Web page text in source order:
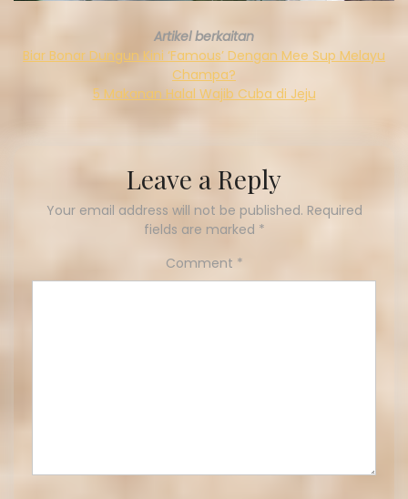
Artikel berkaitan
Biar Bonar Dungun Kini ‘Famous’ Dengan Mee Sup Melayu
Champa?
5 Makanan Halal Wajib Cuba di Jeju
Leave a Reply
Your email address will not be published. Required
fields are marked *
Comment *